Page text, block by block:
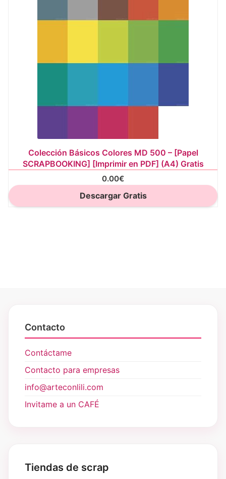
Colección Básicos Colores MD 500 – [Papel
SCRAPBOOKING] [Imprimir en PDF] (A4) Gratis
0.00€
Descargar Gratis
Contacto
Contáctame
Contacto para empresas
info@arteconlili.com
Invitame a un CAFÉ
Tiendas de scrap